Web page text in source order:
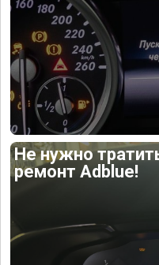
Не нужно
ремонт Adblue!